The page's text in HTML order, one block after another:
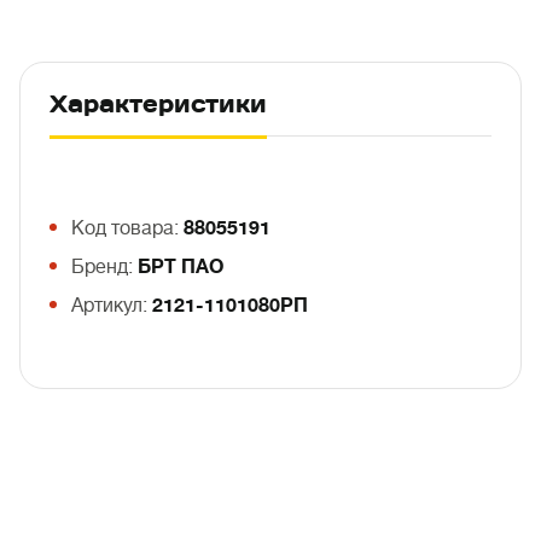
Характеристики
Код товара: 88055191
Бренд: БРТ ПАО
Артикул: 2121-1101080РП